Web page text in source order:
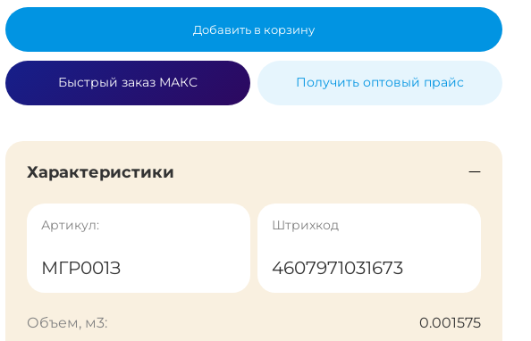
Добавить в корзину
Быстрый заказ МАКС Получить оптовый прайс
Характеристики
Артикул:
МГР001З
Штрихкод
4607971031673
Объем, м3:
0.001575